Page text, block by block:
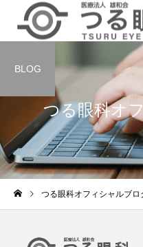
つる眼科オ
BLOG
つる眼科オフィシャルブロ